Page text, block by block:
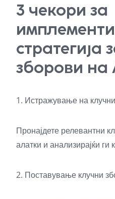
3 чекори за
стратегија
зборови на
1. Истражување на
Пронајдете релевантни
алатки и анализирајќи ги
2. Поставување клучни